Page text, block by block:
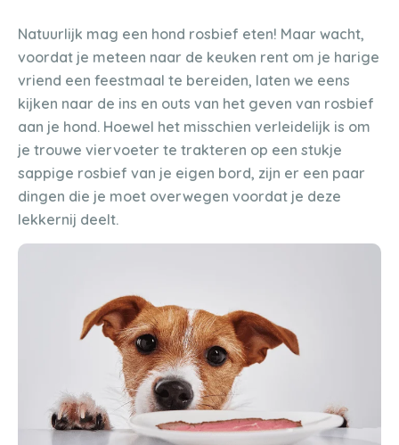
Natuurlijk mag een hond rosbief eten! Maar wacht,
voordat je meteen naar de keuken rent om je harige
vriend een feestmaal te bereiden, laten we eens
kijken naar de ins en outs van het geven van rosbief
aan je hond. Hoewel het misschien verleidelijk is om
je trouwe viervoeter te trakteren op een stukje
sappige rosbief van je eigen bord, zijn er een paar
dingen die je moet overwegen voordat je deze
lekkernij deelt.